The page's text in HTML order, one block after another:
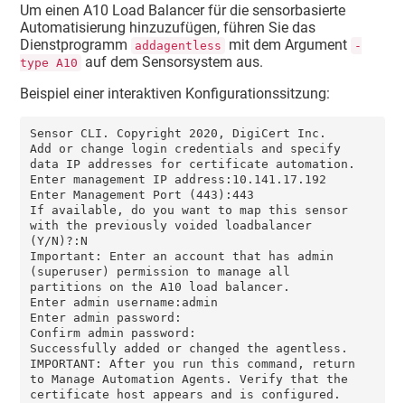
Um einen A10 Load Balancer für die sensorbasierte
Automatisierung hinzuzufügen, führen Sie das
Dienstprogramm
addagentless mit dem Argument
-
type A10
auf dem Sensorsystem aus.
Beispiel einer interaktiven Konfigurationssitzung:
Sensor CLI. Copyright 2020, DigiCert Inc.
Add or change login credentials and specify
data IP addresses for certificate automation.
Enter management IP address:10.141.17.192
Enter Management Port (443):443
If available, do you want to map this sensor
with the previously voided loadbalancer
(Y/N)?:N
Important: Enter an account that has admin
(superuser) permission to manage all
partitions on the A10 load balancer.
Enter admin username:admin
Enter admin password:
Confirm admin password:
Successfully added or changed the agentless.
IMPORTANT: After you run this command, return
to Manage Automation Agents. Verify that the
certificate host appears and is configured.